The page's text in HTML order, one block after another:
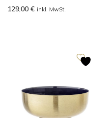
129,00 € inkl. MwSt.